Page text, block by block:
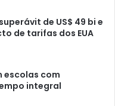
de US$ 49 bi e
de tarifas dos EUA
escolas com
integral